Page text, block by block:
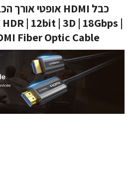
| 12bit | 3D | 18Gbps |
Fiber Optic Cable